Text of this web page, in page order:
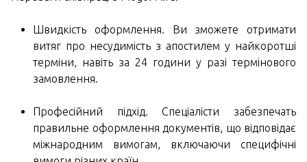
Швидкість оформлення. Ви зможете отримати
витяг про несудимість з апостилем у найкоротші
терміни, навіть за 24 години у разі термінового
замовлення.
Професійний підхід. Спеціалісти забезпечать
правильне оформлення документів, що відповідає
міжнародним вимогам, включаючи специфічні